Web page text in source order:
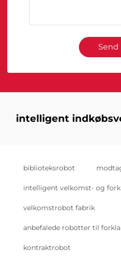
Send
intelligent
biblioteksrobot
intelligent velkomst- og
velkomstrobot fabrik
anbefalede robotter til
kontraktrobot